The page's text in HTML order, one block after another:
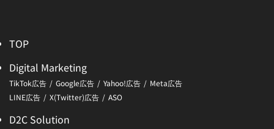
TOP
Digital Marketing
TikTok広告 Google広告 Yahoo!広告
Meta広告
LINE広告
X(Twitter)広告 ASO
D2C Solution